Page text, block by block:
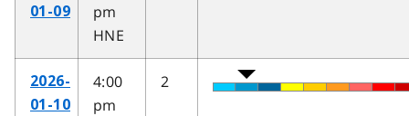
01-09
pm
HNE
2026-
01-10
4:00
pm
2